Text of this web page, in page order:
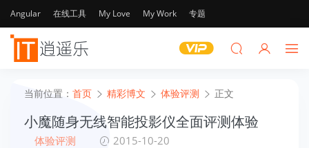
Angular 在线工具 My Love My Work 专题
当前位置： 首页 精彩博文 体验评测 正文
小魔随身无线智能投影仪全面评测体验
体验评测 2015-10-20